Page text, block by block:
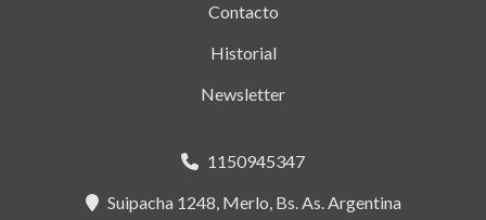
Contacto
Historial
Newsletter
1150945347
Suipacha 1248, Merlo, Bs. As. Argentina